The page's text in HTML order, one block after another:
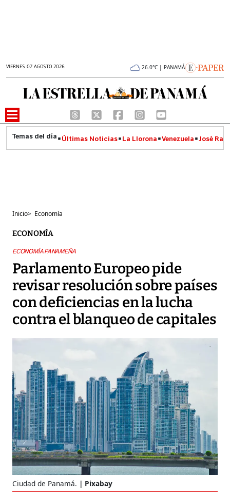
VIERNES 07 AGOSTO 2026 26.0°C | PANAMÁ
Últimas Noticias La Llorona Venezuela José
Inicio> Economía
ECONOMÍA
ECONOMÍA PANAMEÑA
Parlamento Europeo pide
revisar resolución sobre países
con deficiencias en la lucha
contra el blanqueo de capitales
Ciudad de Panamá. Pixabay